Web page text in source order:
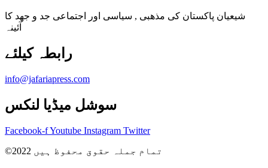
شیعیان پاکستان کی مذهبی , سیاسی اور اجتماعی جد و جهد کا
آئینہ
info@jafariapress.com​
سوشل میڈیا لنکس
Facebook-fYoutube Instagram Twitter
©2022 تمام جملہ حقوق محفوظ ہیں